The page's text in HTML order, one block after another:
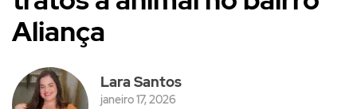
Aliança
Lara Santos
janeiro 17, 2026